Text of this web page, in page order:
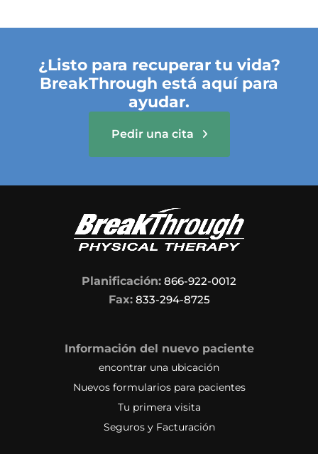
¿Listo para recuperar tu vida?
BreakThrough está aquí para
ayudar.
Pedir una cita
Planificación: 866-922-0012
Fax:833-294-8725
Información del nuevo paciente
encontrar una ubicación
Nuevos formularios para pacientes
Tu primera visita
Seguros y Facturación